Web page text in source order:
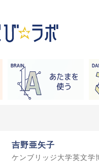
吉野亜矢子
ケンブリッジ大学英文学